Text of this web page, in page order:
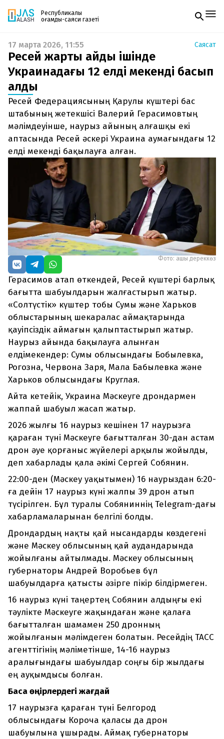
Республикалық
қоғамдық-саяси газеті
Жаңалықтар
Спорт
Live
Руханият
Аймақ
Архив
Заң және тәртіп
Редакциямен байланыс
+7 708 604 51 06
Жарнама бөлімі
+7 701 220 64 52
zhasalash100@gmail.com
Газетке жазылу
PDF форматтағы газетті ай сайын электронды
поштаңызға алып отырыңыз. Жаңа нөмір
шыққан сәтте сізге бірден жіберіледі. Тек email
енгізіңіз, біз қалғанын өзіміз жібереміз.
17 марта 2026, 11:55 Саясат
Ресей жарты айдың ішінде
Украинадағы 12 елді мекенді басып
алды
Ресей Федерациясының Қарулы күштері бас
штабының жетекшісі Валерий Герасимовтың
мәлімдеуінше, наурыз айының алғашқы екі
аптасында Ресей әскері Украина аумағындағы 12
елді мекенді бақылауға алған.
Фото: ашық дереккөз
Герасимов атап өткендей, Ресей күштері барлық
бағытта шабуылдарын жалғастырып жатыр.
«Солтүстік» күштер тобы Сумы және Харьков
облыстарының шекаралас аймақтарында
қауіпсіздік аймағын қалыптастырып жатыр.
Наурыз айында бақылауға алынған
елдімекендер: Сумы облысындағы Бобылевка,
Рогозна, Червона Заря, Мала Бабылевка және
Харьков облысындағы Круглая.
Айта кетейік, Украина Мәскеуге дрондармен
жаппай шабуыл жасап жатыр.
2026 жылғы 16 наурыз кешінен 17 наурызға
қараған түні Мәскеуге бағытталған 30-дан астам
дрон әуе қорғаныс жүйелері арқылы жойылды,
деп хабарлады қала әкімі Сергей Собянин.
22:00-ден (Мәскеу уақытымен) 16 наурыздан 6:20-
ға дейін 17 наурыз күні жалпы 39 дрон атып
түсірілген. Бұл туралы Собяниннің Telegram-дағы
хабарламаларынан белгілі болды.
Дрондардың нақты қай нысандарды көздегені
және Мәскеу облысының қай аудандарында
жойылғаны айтылмады. Мәскеу облысының
губернаторы Андрей Воробьев бұл
шабуылдарға қатысты әзірге пікір білдірмеген.
16 наурыз күні таңертең Собянин алдыңғы екі
тәулікте Мәскеуге жақындаған және қалаға
бағытталған шамамен 250 дронның
жойылғанын мәлімдеген болатын. Ресейдің ТАСС
агенттігінің мәліметінше, 14-16 наурыз
аралығындағы шабуылдар соңғы бір жылдағы
ең ауқымдысы болған.
Басқа өңірлердегі жағдай
17 наурызға қараған түні Белгород
облысындағы Короча қаласы да дрон
шабуылына ұшырады. Аймақ губернаторы